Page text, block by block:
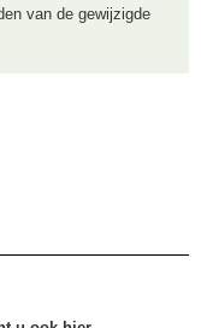
van de gewijzigde